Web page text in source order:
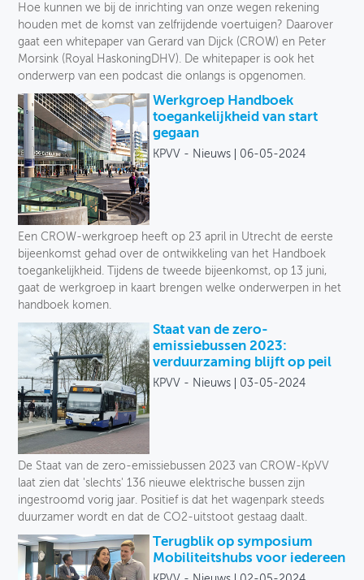
Hoe kunnen we bij de inrichting van onze wegen rekening
houden met de komst van zelfrijdende voertuigen? Daarover
gaat een whitepaper van Gerard van Dijck (CROW) en Peter
Morsink (Royal HaskoningDHV). De whitepaper is ook het
onderwerp van een podcast die onlangs is opgenomen.
Werkgroep Handboek
toegankelijkheid van start
gegaan
KPVV - Nieuws 06-05-2024
Een CROW-werkgroep heeft op 23 april in Utrecht de eerste
bijeenkomst gehad over de ontwikkeling van het Handboek
toegankelijkheid. Tijdens de tweede bijeenkomst, op 13 juni,
gaat de werkgroep in kaart brengen welke onderwerpen in het
handboek komen.
Staat van de zero-
emissiebussen 2023:
verduurzaming blijft op peil
KPVV - Nieuws 03-05-2024
De Staat van de zero-emissiebussen 2023 van CROW-KpVV
laat zien dat 'slechts' 136 nieuwe elektrische bussen zijn
ingestroomd vorig jaar. Positief is dat het wagenpark steeds
duurzamer wordt en dat de CO2-uitstoot gestaag daalt.
Terugblik op symposium
Mobiliteitshubs voor iedereen